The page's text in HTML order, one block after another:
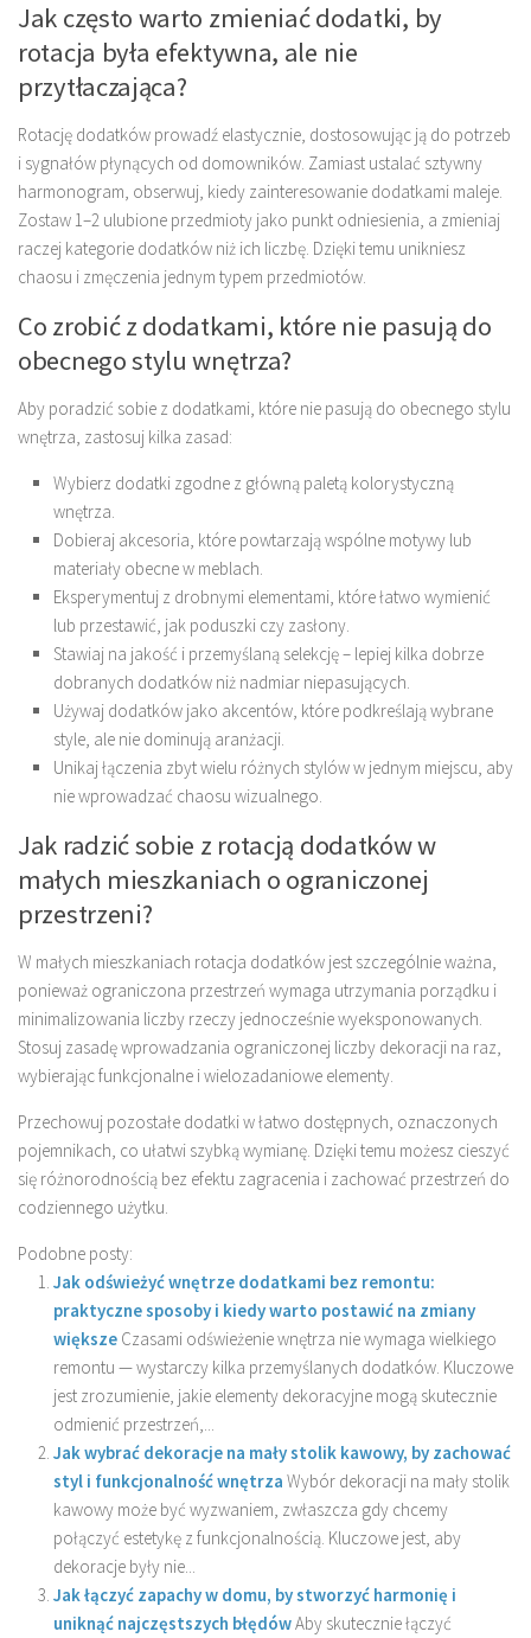
Jak często warto zmieniać dodatki, by
rotacja była efektywna, ale nie
przytłaczająca?
Rotację dodatków prowadź elastycznie, dostosowując ją do potrzeb
i sygnałów płynących od domowników. Zamiast ustalać sztywny
harmonogram, obserwuj, kiedy zainteresowanie dodatkami maleje.
Zostaw 1–2 ulubione przedmioty jako punkt odniesienia, a zmieniaj
raczej kategorie dodatków niż ich liczbę. Dzięki temu unikniesz
chaosu i zmęczenia jednym typem przedmiotów.
Co zrobić z dodatkami, które nie pasują do
obecnego stylu wnętrza?
Aby poradzić sobie z dodatkami, które nie pasują do obecnego stylu
wnętrza, zastosuj kilka zasad:
Wybierz dodatki zgodne z główną paletą kolorystyczną
wnętrza.
Dobieraj akcesoria, które powtarzają wspólne motywy lub
materiały obecne w meblach.
Eksperymentuj z drobnymi elementami, które łatwo wymienić
lub przestawić, jak poduszki czy zasłony.
Stawiaj na jakość i przemyślaną selekcję – lepiej kilka dobrze
dobranych dodatków niż nadmiar niepasujących.
Używaj dodatków jako akcentów, które podkreślają wybrane
style, ale nie dominują aranżacji.
Unikaj łączenia zbyt wielu różnych stylów w jednym miejscu, aby
nie wprowadzać chaosu wizualnego.
Jak radzić sobie z rotacją dodatków w
małych mieszkaniach o ograniczonej
przestrzeni?
W małych mieszkaniach rotacja dodatków jest szczególnie ważna,
ponieważ ograniczona przestrzeń wymaga utrzymania porządku i
minimalizowania liczby rzeczy jednocześnie wyeksponowanych.
Stosuj zasadę wprowadzania ograniczonej liczby dekoracji na raz,
wybierając funkcjonalne i wielozadaniowe elementy.
Przechowuj pozostałe dodatki w łatwo dostępnych, oznaczonych
pojemnikach, co ułatwi szybką wymianę. Dzięki temu możesz cieszyć
się różnorodnością bez efektu zagracenia i zachować przestrzeń do
codziennego użytku.
Podobne posty:
Jak odświeżyć wnętrze dodatkami bez remontu:
praktyczne sposoby i kiedy warto postawić na zmiany
większe Czasami odświeżenie wnętrza nie wymaga wielkiego
remontu — wystarczy kilka przemyślanych dodatków. Kluczowe
jest zrozumienie, jakie elementy dekoracyjne mogą skutecznie
odmienić przestrzeń,...
Jak wybrać dekoracje na mały stolik kawowy, by zachować
styl i funkcjonalność wnętrza Wybór dekoracji na mały stolik
kawowy może być wyzwaniem, zwłaszcza gdy chcemy
połączyć estetykę z funkcjonalnością. Kluczowe jest, aby
dekoracje były nie...
Jak łączyć zapachy w domu, by stworzyć harmonię i
uniknąć najczęstszych błędówAby skutecznie łączyć